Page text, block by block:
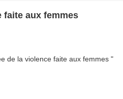
faite aux femmes